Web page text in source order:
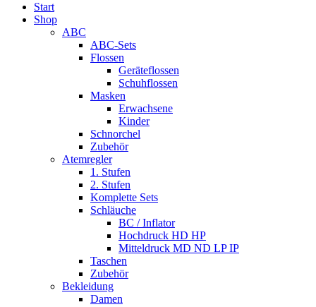
Start
Shop
ABC
ABC-Sets
Flossen
Geräteflossen
Schuhflossen
Masken
Erwachsene
Kinder
Schnorchel
Zubehör
Atemregler
1. Stufen
2. Stufen
Komplette Sets
Schläuche
BC / Inflator
Hochdruck HD HP
Mitteldruck MD ND LP IP
Taschen
Zubehör
Bekleidung
Damen